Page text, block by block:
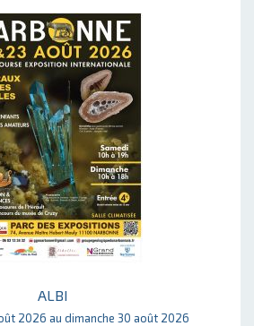
ALBI
2026 au dimanche 30 août 2026